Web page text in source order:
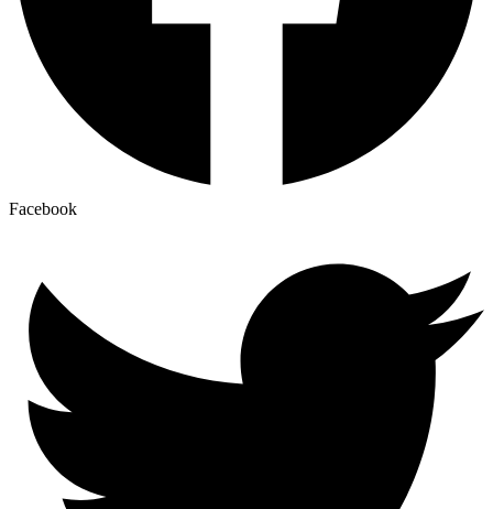
Facebook